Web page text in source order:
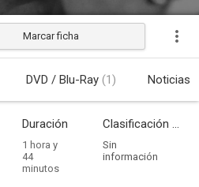
Marcar ficha
DVD / Blu-Ray (1) Noticias
Duración
1 hora y
44
minutos
Clasificación por edades
Sin
información